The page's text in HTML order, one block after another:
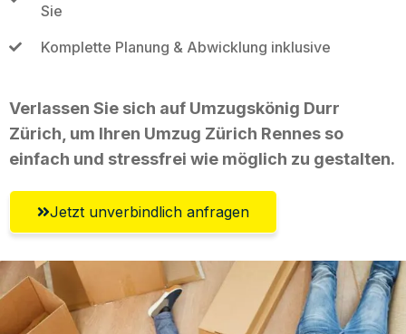
Sie
Komplette Planung & Abwicklung inklusive
Verlassen Sie sich auf Umzugskönig Durr
Zürich, um Ihren Umzug Zürich Rennes so
einfach und stressfrei wie möglich zu gestalten.
Jetzt unverbindlich anfragen